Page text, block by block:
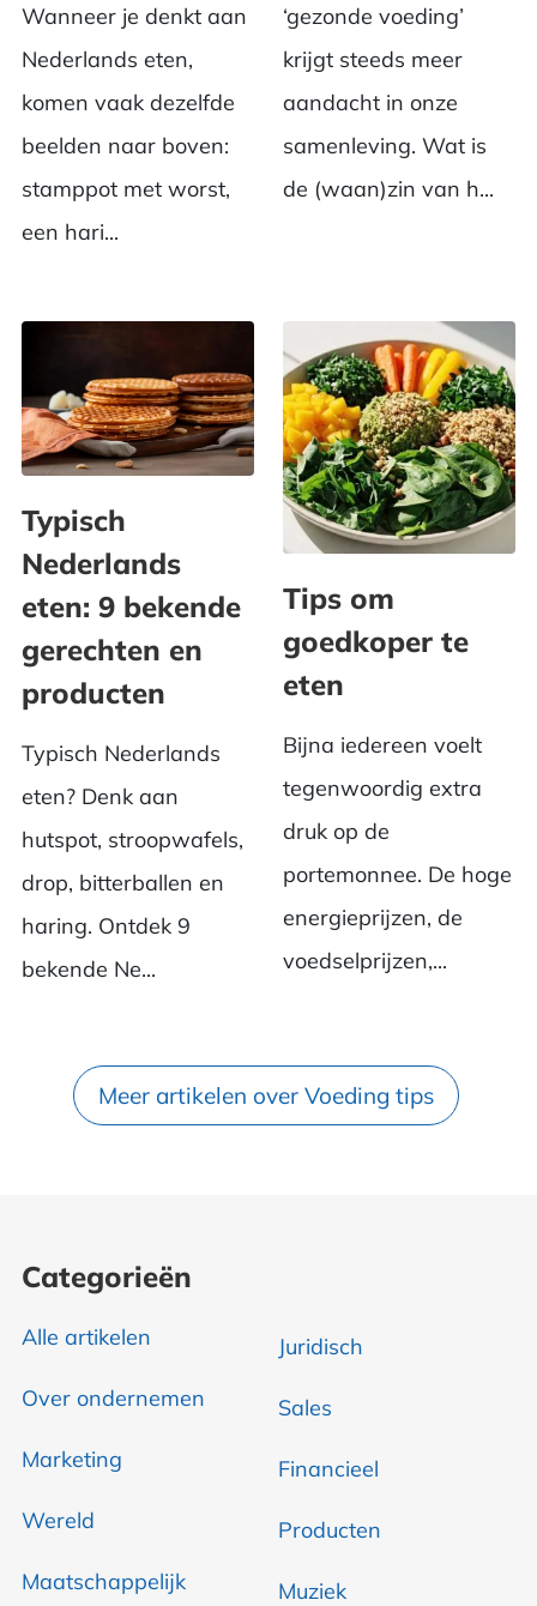
Wanneer je denkt aan
Nederlands eten,
komen vaak dezelfde
beelden naar boven:
stamppot met worst,
een hari...
‘gezonde voeding’
krijgt steeds meer
aandacht in onze
samenleving. Wat is
de (waan)zin van h...
Typisch
Nederlands
eten: 9 bekende
gerechten en
producten
Typisch Nederlands
eten? Denk aan
hutspot, stroopwafels,
drop, bitterballen en
haring. Ontdek 9
bekende Ne...
Tips om
goedkoper te
eten
Bijna iedereen voelt
tegenwoordig extra
druk op de
portemonnee. De hoge
energieprijzen, de
voedselprijzen,...
Meer artikelen over Voeding tips
Categorieën
Alle artikelen
Over ondernemen
Marketing
Wereld
Maatschappelijk
Juridisch
Sales
Financieel
Producten
Muziek